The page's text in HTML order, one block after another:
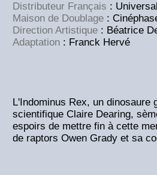
Distributeur Français :
Maison de Doublage :
Direction Artistique : Béatrice
Adaptation : Franck Hervé
L'Indominus Rex, un dinosaure
scientifique Claire Dearing,
espoirs de mettre fin à cette
de raptors Owen Grady et sa